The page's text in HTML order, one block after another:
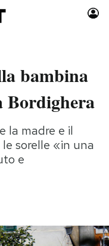
Idee
calcio 2026
bambina
Bordighera
la madre e il
sorelle «in una
e